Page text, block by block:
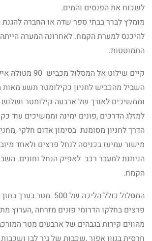
לשכוח את הפנסים והמים.
מומלץ לברר בבתי ספר שדה או החברה להגנת
להיכנס למערת הקמח. לאחרונה המערה הייתה
התמוטטות.
קיים שילוט אל
השביל מהכביש לחניון כקילומטר תשע
וממשיכים לאורך של ארבעה קילומטר
למזלג הדרכים ,פונים ימינה וממשיכים עוד
הדרך לחניון מסומנת בסימון אדום חלקי
מישור עמיעז בכניסה לנחל פרצים ולאחד
הניתנת למעבר רכב לאפיק הנחל וחונים.
הקמח.
המסלול כולל הליכה של 500
פרצים בחלקו הדרומי פונים מזרחה ,הערוץ
מהווים קירות בגבהים של ארבעים מטר
חרסית בגוון אפור ,שכבות של גיר לבן